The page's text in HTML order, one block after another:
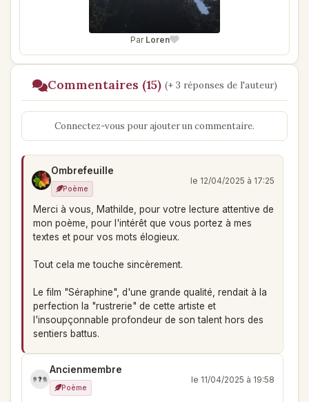
Par Loren
Commentaires (15) (+ 3 réponses de l'auteur)
Connectez-vous pour ajouter un commentaire.
Ombrefeuille
Poème
le 12/04/2025 à 17:25
Merci à vous, Mathilde, pour votre lecture attentive de
mon poème, pour l'intérêt que vous portez à mes
textes et pour vos mots élogieux.
Tout cela me touche sincèrement.
Le film "Séraphine", d'une grande qualité, rendait à la
perfection la "rustrerie" de cette artiste et
l'insoupçonnable profondeur de son talent hors des
sentiers battus.
Ancienmembre
Poème
le 11/04/2025 à 19:58